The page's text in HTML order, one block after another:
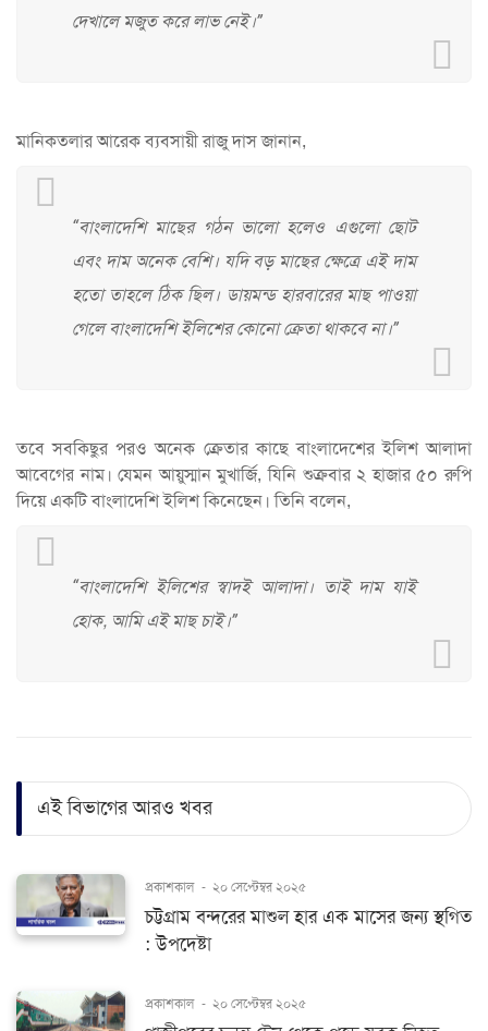
দেখালে মজুত করে লাভ নেই।”
মানিকতলার আরেক ব্যবসায়ী রাজু দাস জানান,
“বাংলাদেশি মাছের গঠন ভালো হলেও এগুলো ছোট
এবং দাম অনেক বেশি। যদি বড় মাছের ক্ষেত্রে এই দাম
হতো তাহলে ঠিক ছিল। ডায়মন্ড হারবারের মাছ পাওয়া
গেলে বাংলাদেশি ইলিশের কোনো ক্রেতা থাকবে না।”
তবে সবকিছুর পরও অনেক ক্রেতার কাছে বাংলাদেশের ইলিশ আলাদা
আবেগের নাম। যেমন আয়ুস্মান মুখার্জি, যিনি শুক্রবার ২ হাজার ৫০ রুপি
দিয়ে একটি বাংলাদেশি ইলিশ কিনেছেন। তিনি বলেন,
“বাংলাদেশি ইলিশের স্বাদই আলাদা। তাই দাম যাই
হোক, আমি এই মাছ চাই।”
এই বিভাগের আরও খবর
প্রকাশকাল - ২০ সেপ্টেম্বর ২০২৫
চট্টগ্রাম বন্দরের মাশুল হার এক মাসের জন্য স্থগিত
: উপদেষ্টা
প্রকাশকাল - ২০ সেপ্টেম্বর ২০২৫